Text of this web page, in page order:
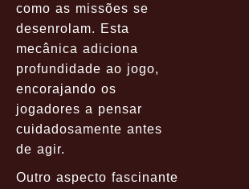
como as missões se
desenrolam. Esta
mecânica adiciona
profundidade ao jogo,
encorajando os
jogadores a pensar
cuidadosamente antes
de agir.
Outro aspecto fascinante